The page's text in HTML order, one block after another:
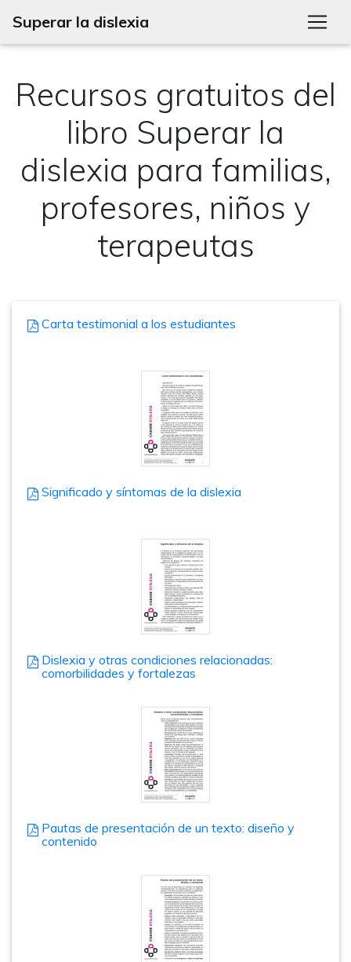
Superar la dislexia
Recursos gratuitos del
libro Superar la
dislexia para familias,
profesores, niños y
terapeutas
Carta testimonial a los estudiantes
Significado y síntomas de la dislexia
Dislexia y otras condiciones relacionadas:
comorbilidades y fortalezas
Pautas de presentación de un texto: diseño y
contenido